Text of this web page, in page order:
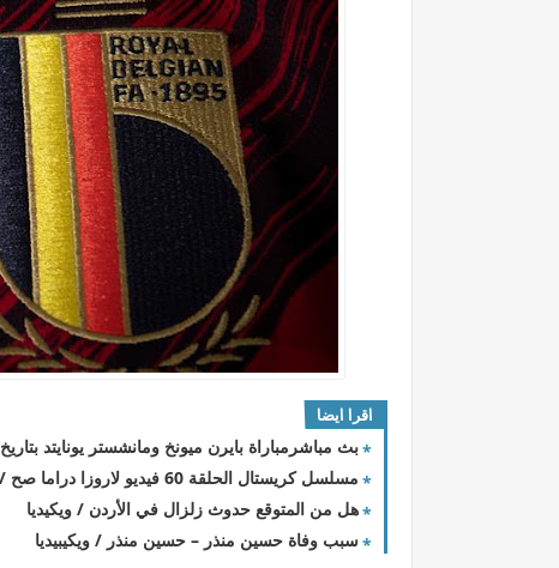
اقرا ايضا
بث مباشرمباراة بايرن ميونخ ومانشستر يونايتد بتاريخ 20-09-2023 دوري أبطال أوروبا
مسلسل كريستال الحلقة 60 فيديو لاروزا دراما صح / لمسة بوست
هل من المتوقع حدوث زلزال في الأردن / ويكيديا
سبب وفاة حسين منذر – حسين منذر / ويكيبيديا